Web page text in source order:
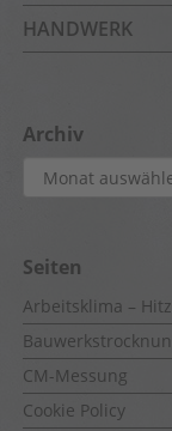
HANDWERK
Archiv
Archiv
Seiten
Arbeitsklima –
CM-Messung
Cookie Policy